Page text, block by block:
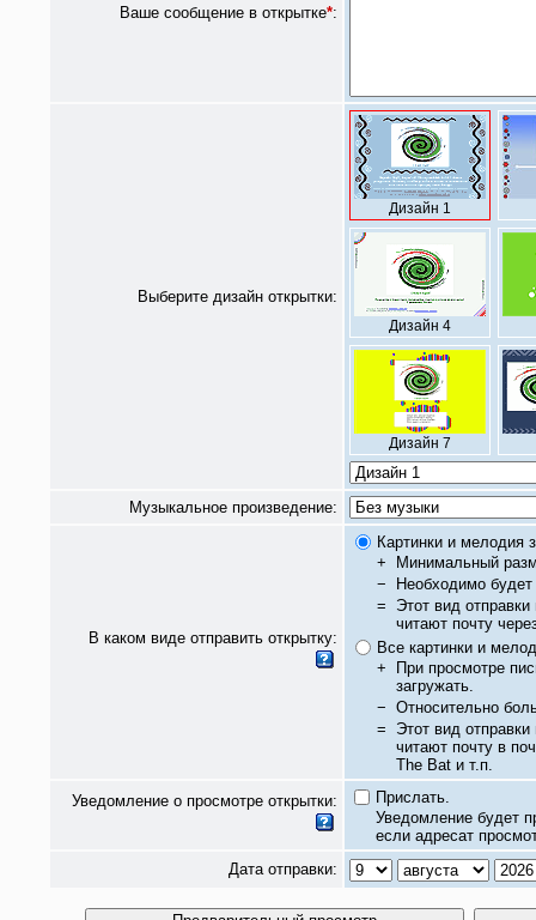
Ваше сообщение в открытке*:
Выберите дизайн открытки:
Дизайн 1
Дизайн 4
Дизайн 7
Музыкальное произведение:
В каком виде отправить открытку:
Картинки и мелодия
+
Минимальный
−
Необходимо будет
= Этот вид
читают почту
Все картинки и
+
При просмотре
загружать.
− Относительно
= Этот вид
читают почту в
The Bat и т.п.
Уведомление о просмотре открытки:
Прислать.
Уведомление будет
если адресат
Дата отправки: